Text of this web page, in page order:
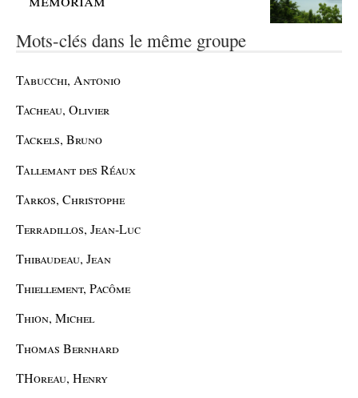
Mots-clés dans le même groupe
Tabucchi, Antonio
Tacheau, Olivier
Tackels, Bruno
Tallemant des Réaux
Tarkos, Christophe
Terradillos, Jean-Luc
Thibaudeau, Jean
Thiellement, Pacôme
Thion, Michel
Thomas Bernhard
THoreau, Henry